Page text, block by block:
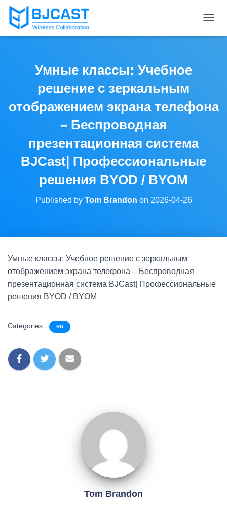
O
V
I
Умные классы: Учебное
решение с зеркальным
отображением экрана телефона
– Беспроводная
презентационная система
BJCast| Профессиональные
решения BYOD / BYOM
Published by Tom Brandon on 2026-04-26
Умные классы: Учебное решение с зеркальным
отображением экрана телефона – Беспроводная
презентационная система BJCast| Профессиональные
решения BYOD / BYOM
Categories: RU
Tom Brandon